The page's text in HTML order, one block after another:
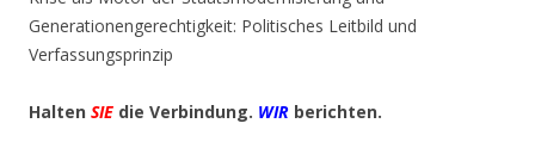
Generationengerechtigkeit: Politisches Leitbild und
Verfassungsprinzip
Halten SIE die Verbindung. WIR berichten.